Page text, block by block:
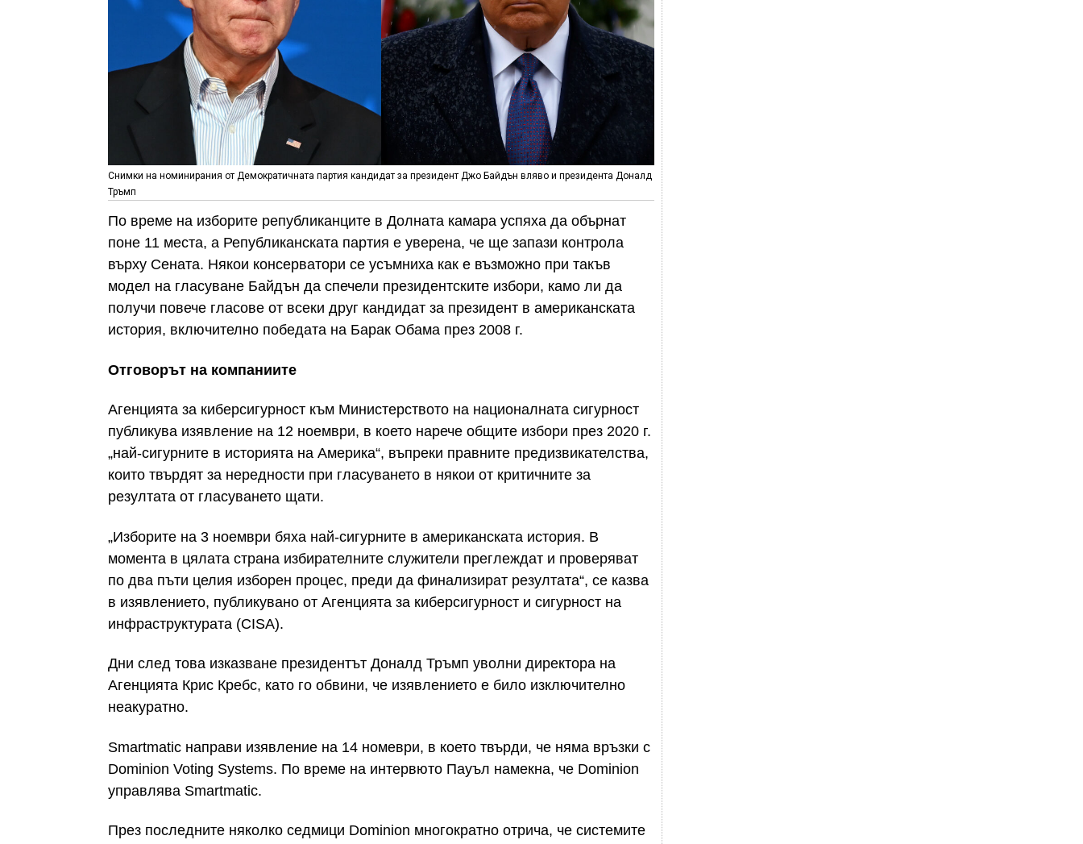
Снимки на номинирания от Демократичната партия кандидат за президент Джо Байдън вляво и президента Доналд
Тръмп
По време на изборите републиканците в Долната камара успяха да обърнат
поне 11 места, а Републиканската партия е уверена, че ще запази контрола
върху Сената. Някои консерватори се усъмниха как е възможно при такъв
модел на гласуване Байдън да спечели президентските избори, камо ли да
получи повече гласове от всеки друг кандидат за президент в американската
история, включително победата на Барак Обама през 2008 г.
Отговорът на компаниите
Агенцията за киберсигурност към Министерството на националната сигурност
публикува изявление на 12 ноември, в което нарече общите избори през 2020 г.
„най-сигурните в историята на Америка“, въпреки правните предизвикателства,
които твърдят за нередности при гласуването в някои от критичните за
резултата от гласуването щати.
„Изборите на 3 ноември бяха най-сигурните в американската история. В
момента в цялата страна избирателните служители преглеждат и проверяват
по два пъти целия изборен процес, преди да финализират резултата“, се казва
в изявлението, публикувано от Агенцията за киберсигурност и сигурност на
инфраструктурата (CISA).
Дни след това изказване президентът Доналд Тръмп уволни директора на
Агенцията Крис Кребс, като го обвини, че изявлението е било изключително
неакуратно.
Smartmatic направи изявление на 14 номеври, в което твърди, че няма връзки с
Dominion Voting Systems. По време на интервюто Пауъл намекна, че Dominion
управлява Smartmatic.
През последните няколко седмици Dominion многократно отрича, че системите